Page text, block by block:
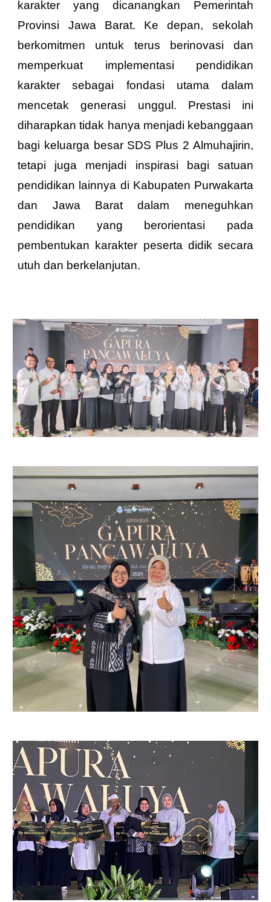
karakter yang dicanangkan Pemerintah
Provinsi Jawa Barat. Ke depan, sekolah
berkomitmen untuk terus berinovasi dan
memperkuat implementasi pendidikan
karakter sebagai fondasi utama dalam
mencetak generasi unggul. Prestasi ini
diharapkan tidak hanya menjadi kebanggaan
bagi keluarga besar SDS Plus 2 Almuhajirin,
tetapi juga menjadi inspirasi bagi satuan
pendidikan lainnya di Kabupaten Purwakarta
dan Jawa Barat dalam meneguhkan
pendidikan yang berorientasi pada
pembentukan karakter peserta didik secara
utuh dan berkelanjutan.